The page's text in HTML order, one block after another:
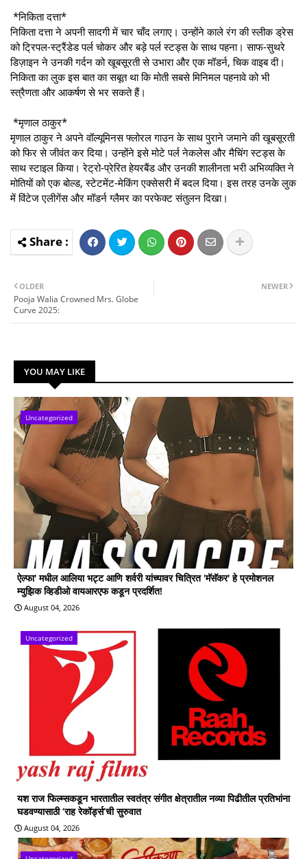
*निकिता दत्ता*
निकिता दत्ता ने अपनी सादगी में चार चाँद लगाए। उन्होंने काले रंग की स्लीक ड्रेस
को ट्रिपल-स्ट्रैंडेड पर्ल चोकर और बड़े पर्ल स्टड्स के साथ पहना। साफ-सुथरे
डिज़ाइन ने उनकी गर्दन को खूबसूरती से उभारा और एक मॉडर्न, चिक वाइब दी।
निकिता का लुक इस बात का सबूत था कि मोती सबसे मिनिमल पहनावे को भी
स्त्रैणता और आकर्षण से भर सकते हैं।
*मृणाल ठाकुर*
मृणाल ठाकुर ने अपने वॉल्यूमिनस फ्लोरल गाउन के साथ पुराने जमाने की खूबसूरती
को फिर से जीवंत कर दिया। उन्होंने इसे मोटे पर्ल नेकलेस और मैचिंग स्टड्स के
साथ स्टाइल किया। रेट्रो-प्रेरित हेयरबैंड और उनकी शालीनता भरी अभिव्यक्ति ने
मोतियों को एक बोल्ड, स्टेटमेंट-मेकिंग एक्सेसरी में बदल दिया। इस तरह उनके लुक
में विंटेज एलीगेंस और मॉडर्न ग्लैमर का परफेक्ट संतुलन दिखा।
NEWER
OLDER
Pooja Walia Crowned Mrs. Globe
Curve 2025:
YOU MAY LIKE
Uncategorized
ऐल्फा' मधील आलिया भट्ट आणि शर्वरी यांच्यावर चित्रित 'मॅसॅकर' हे प्रमोशनल
म्युझिक व्हिडीओ वायआरएफ कडून प्रदर्शित!
August 04, 2026
Uncategorized
यश राज फिल्म्सकडून भारतातील स्वतंत्र संगीत क्षेत्रातील नव्या पिढीतील प्रतिभांना
घडवण्यासाठी ‘राह रेकॉर्ड्स’ची सुरुवात
August 04, 2026